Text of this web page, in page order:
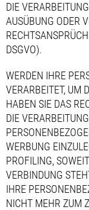
DIE
AUSÜBUNG ODER
DSGVO).
WERDEN IHRE
VERARBEITET, UM
HABEN SIE DAS
DIE
WERBUNG
PROFILING,
VERBINDUNG
IHRE
NICHT MEHR ZUM